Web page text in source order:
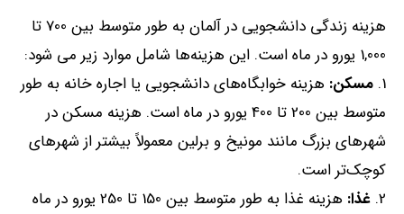
هزینه زندگی دانشجویی در آلمان به طور متوسط بین
تا
1,000 یورو در ماه است. این هزینه‌ها شامل موارد زیر می شود:
مسکن: هزینه خوابگاه‌های دانشجویی یا اجاره خانه به طور
متوسط بین
تا یورو در ماه است. هزینه مسکن در
شهرهای بزرگ مانند مونیخ و برلین معمولاً بیشتر از شهرهای
کوچک‌تر است.
غذا: هزینه غذا به طور متوسط بین تا
یورو در ماه